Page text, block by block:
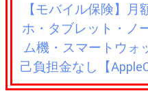
【モバイル保険】
ホ・タブレット・ノ
ム機・スマートウォ
己負担金なし【